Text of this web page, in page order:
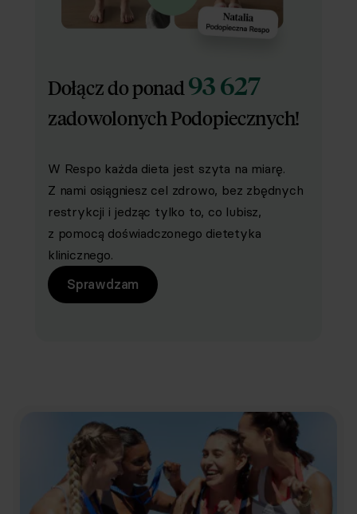
Dołącz do ponad93 627
zadowolonych Podopiecznych!
W Respo każda dieta jest szyta na miarę.
Z nami osiągniesz cel zdrowo, bez zbędnych
restrykcji i jedząc tylko to, co lubisz,
z pomocą doświadczonego dietetyka
klinicznego.
Sprawdzam